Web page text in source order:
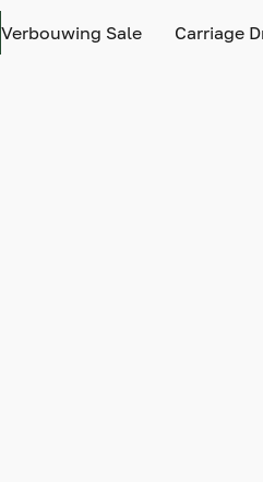
Verbouwing Sale Carriage